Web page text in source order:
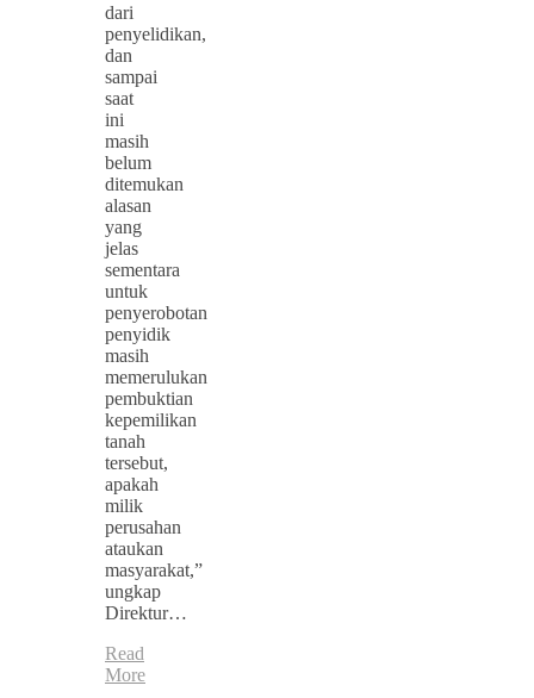
dari
penyelidikan,
dan
sampai
saat
ini
masih
belum
ditemukan
alasan
yang
jelas
sementara
untuk
penyerobotan
penyidik
masih
memerulukan
pembuktian
kepemilikan
tanah
tersebut,
apakah
milik
perusahan
ataukan
masyarakat,”
ungkap
Direktur…
Read
More